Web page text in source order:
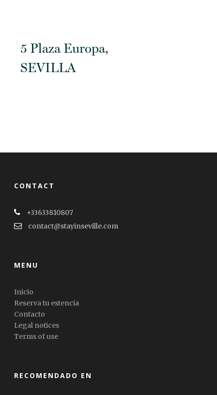
CONTACT
+33633810807
contact@stayinseville.com
MENU
Inicio
Reserva tu estencia
Contacto
Legal notices
Terms of use
RECOMENDADO EN